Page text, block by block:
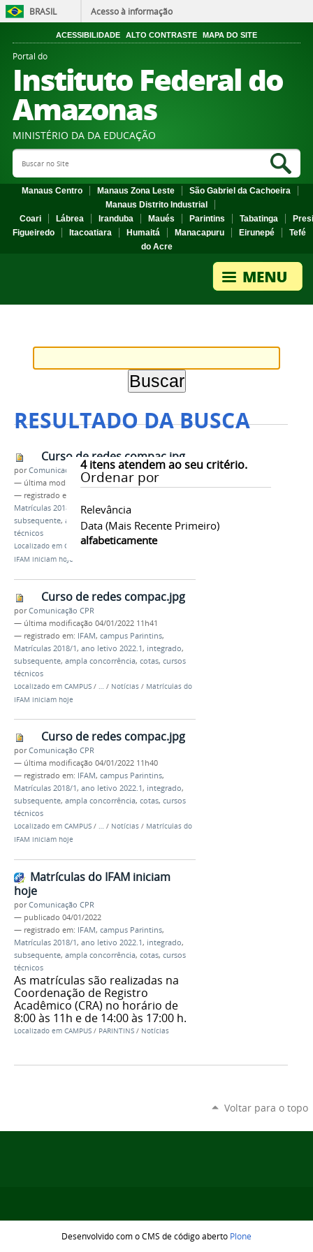
BRASIL Acesso à informação
ACESSIBILIDADE ALTO CONTRASTE MAPA DO SITE
Portal do
Instituto Federal do
Amazonas
MINISTÉRIO DA DA EDUCAÇÃO
Search Site
Manaus Centro Manaus Zona Leste
São Gabriel da Cachoeira
Manaus Distrito Industrial
Coari
Lábrea Iranduba Maués Parintins Tabatinga
Figueiredo
Itacoatiara Humaitá Manacapuru Eirunepé
Tefé
do Acre
RESULTADO DA BUSCA
4itens atendem ao seu critério.
Ordenar por
Relevância
Data (mais Recente Primeiro)
alfabeticamente
Curso de redes compac.jpg
porComunicação CPR
— última modificação04/01/2022 11h40
— registrado em:
Matrículas 2018/1
ano letivo 2022.1
subsequente, ampla concorrência,
cursos
técnicos
Localizado em CAMPUS /…/Notícias/Matrículas do
IFAM iniciam hoje
Curso de redes compac.jpg
porComunicação CPR
— última modificação 04/01/2022 11h41
— registrado em: IFAM, campus Parintins,
Matrículas 2018/1, ano letivo 2022.1, integrado,
subsequente, ampla concorrência, cotas, cursos
técnicos
Localizado em CAMPUS / / Notícias / Matrículas do
IFAM iniciam hoje
Curso de redes compac.jpg
porComunicação CPR
— última modificação 04/01/2022 11h40
— registrado em: IFAM, campus Parintins,
Matrículas 2018/1, ano letivo 2022.1, integrado,
subsequente, ampla concorrência, cotas, cursos
técnicos
Localizado em CAMPUS / … / Notícias / Matrículas do
IFAM iniciam hoje
Matrículas do IFAM iniciam
hoje
porComunicação CPR
— publicado 04/01/2022
— registrado em: IFAM, campus Parintins,
Matrículas 2018/1, ano letivo 2022.1, integrado,
subsequente, ampla concorrência, cotas, cursos
técnicos
As matrículas são realizadas na
Coordenação de Registro
Acadêmico (CRA) no horário de
8:00 às 11h e de 14:00 às 17:00 h.
Localizado em CAMPUS / PARINTINS / Notícias
Voltar para o topo
Desenvolvido com o CMS de código aberto Plone